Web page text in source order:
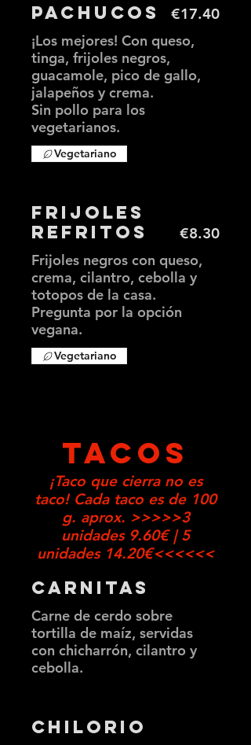
Pachucos
¡Los mejores! Con queso,
tinga, frijoles negros,
guacamole, pico de gallo,
jalapeños y crema.
Sin pollo para los
vegetarianos.
€17.40
Vegetariano
Frijoles
Refritos
Frijoles negros con queso,
crema, cilantro, cebolla y
totopos de la casa.
Pregunta por la opción
vegana.
€8.30
Vegetariano
TACOS
¡Taco que cierra no es
taco! Cada taco es de 100
g. aprox. >>>>>3
unidades 9.60€ | 5
unidades 14.20€<<<<<<
Carnitas
Carne de cerdo sobre
tortilla de maíz, servidas
con chicharrón, cilantro y
cebolla.
Chilorio